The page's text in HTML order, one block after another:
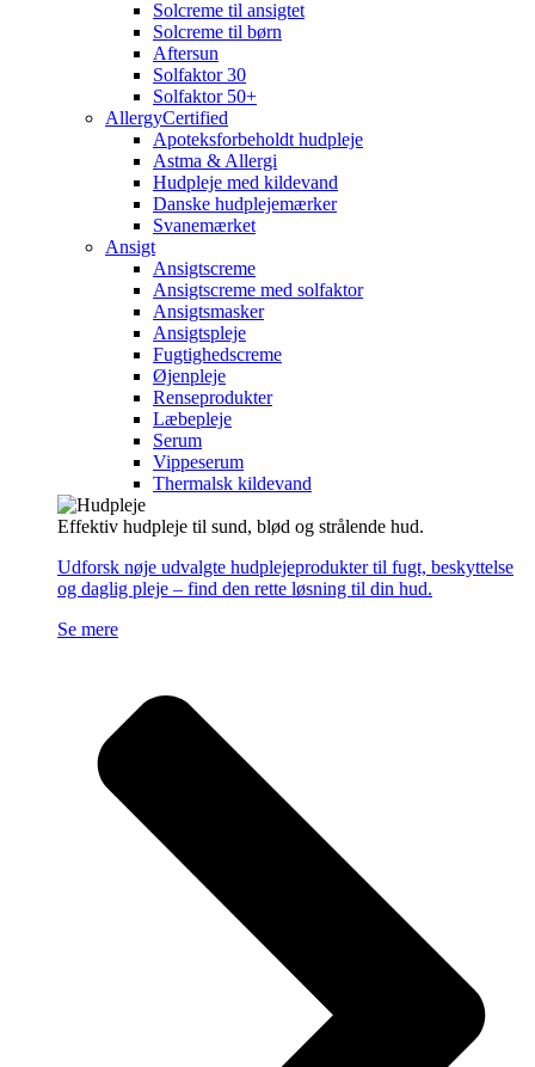
Solcreme til ansigtet
Solcreme til børn
Aftersun
Solfaktor 30
Solfaktor 50+
AllergyCertified
Apoteksforbeholdt hudpleje
Astma & Allergi
Hudpleje med kildevand
Danske hudplejemærker
Svanemærket
Ansigt
Ansigtscreme
Ansigtscreme med solfaktor
Ansigtsmasker
Ansigtspleje
Fugtighedscreme
Øjenpleje
Renseprodukter
Læbepleje
Serum
Vippeserum
Thermalsk kildevand
Effektiv hudpleje til sund, blød og strålende hud.
Udforsk nøje udvalgte hudplejeprodukter til fugt, beskyttelse
og daglig pleje – find den rette løsning til din hud.
Se mere